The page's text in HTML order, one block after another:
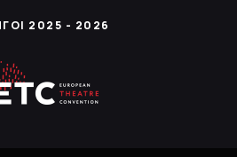
2025 - 2026